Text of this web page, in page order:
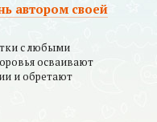
автором своей
с любыми
осваивают
и обретают